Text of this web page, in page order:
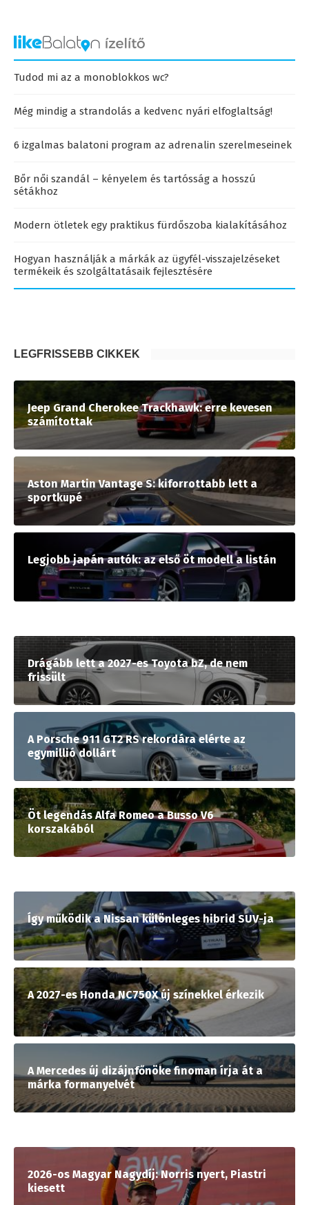
Tudod mi az a monoblokkos wc?
Még mindig a strandolás a kedvenc nyári elfoglaltság!
6 izgalmas balatoni program az adrenalin szerelmeseinek
Bőr női szandál – kényelem és tartósság a hosszú
sétákhoz
Modern ötletek egy praktikus fürdőszoba kialakításához
Hogyan használják a márkák az ügyfél-visszajelzéseket
termékeik és szolgáltatásaik fejlesztésére
LEGFRISSEBB CIKKEK
Jeep Grand Cherokee Trackhawk: erre kevesen
számítottak
Aston Martin Vantage S: kiforrottabb lett a
sportkupé
Legjobb japán autók: az első öt modell a listán
Drágább lett a 2027-es Toyota bZ, de nem
frissült
A Porsche 911 GT2 RS rekordára elérte az
egymillió dollárt
Öt legendás Alfa Romeo a Busso V6
korszakából
Így működik a Nissan különleges hibrid SUV-ja
A 2027-es Honda NC750X új színekkel érkezik
A Mercedes új dizájnfőnöke finoman írja át a
márka formanyelvét
2026-os Magyar Nagydíj: Norris nyert, Piastri
kiesett